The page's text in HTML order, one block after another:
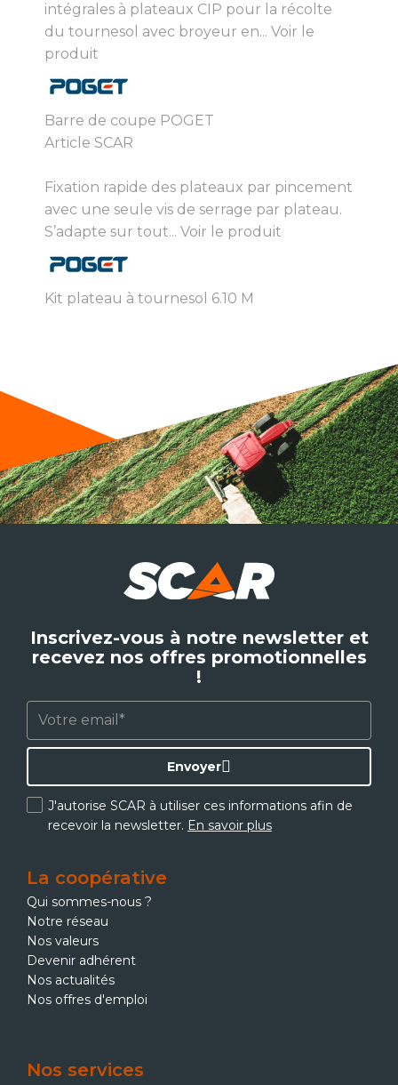
intégrales à plateaux CIP pour la récolte
du tournesol avec broyeur en... Voir le
produit
Barre de coupe POGET
Article SCAR
Fixation rapide des plateaux par pincement
avec une seule vis de serrage par plateau.
S’adapte sur tout... Voir le produit
Kit plateau à tournesol 6.10 M
Inscrivez-vous à notre newsletter et
recevez nos offres promotionnelles
!
J'autorise SCAR à utiliser ces informations afin de
recevoir la newsletter. En savoir plus
Envoyer
La coopérative
Qui sommes-nous ?
Notre réseau
Nos valeurs
Devenir adhérent
Nos actualités
Nos offres d'emploi
Nos services